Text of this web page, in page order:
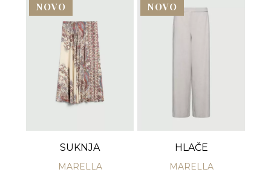
NOVO
SUKNJA
MARELLA
NOVO
HLAČE
MARELLA